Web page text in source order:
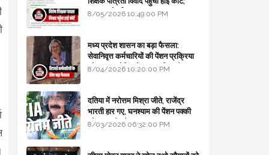
सरकार से माँगा जवाब
8/05/2026 10:49:00 PM
मध्य प्रदेश शासन का बड़ा फैसला:
सेवानिवृत्त कर्मचारियों की पेंशन प्रक्रिया
और बजट कोडिंग में हुए क्रांतिकारी
8/04/2026 10:20:00 PM
दतिया में नरोत्तम मिश्रा जीते, राजेंद्र
भारती हार गए, घनश्याम की पेंशन पक्की
और आशुतोष बैक टू...
8/03/2026 06:32:00 PM